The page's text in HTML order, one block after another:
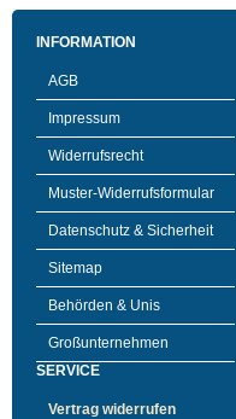
INFORMATION
AGB
Impressum
Widerrufsrecht
Muster-Widerrufsformular
Datenschutz & Sicherheit
Sitemap
Behörden & Unis
Großunternehmen
SERVICE
Vertrag widerrufen